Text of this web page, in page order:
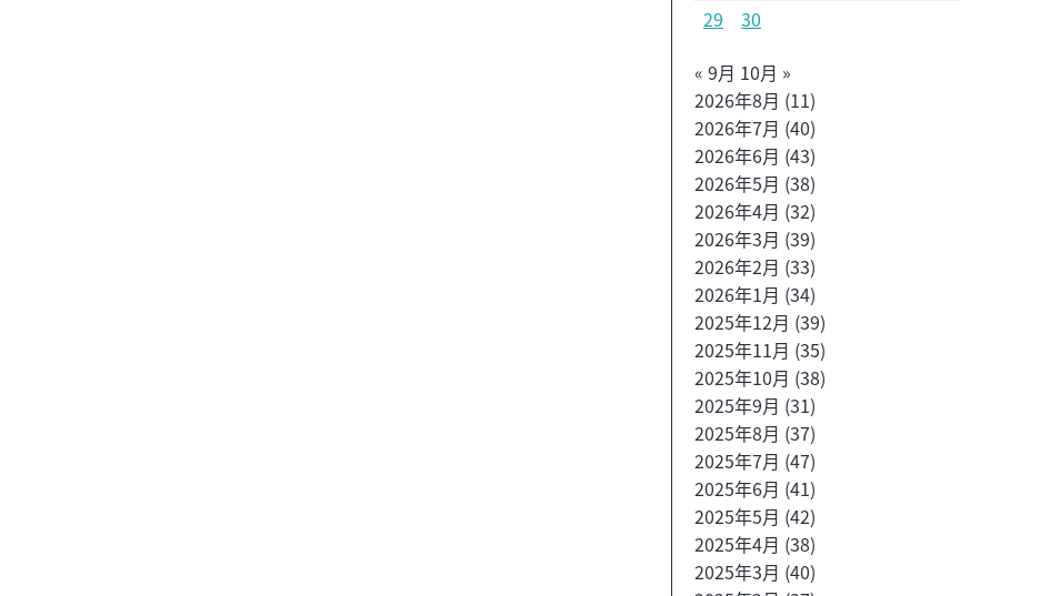
29
30
« 9月 10月 »
2026年8月 (11)
2026年7月 (40)
2026年6月 (43)
2026年5月 (38)
2026年4月 (32)
2026年3月 (39)
2026年2月 (33)
2026年1月 (34)
2025年12月 (39)
2025年11月 (35)
2025年10月 (38)
2025年9月 (31)
2025年8月 (37)
2025年7月 (47)
2025年6月 (41)
2025年5月 (42)
2025年4月 (38)
2025年3月 (40)